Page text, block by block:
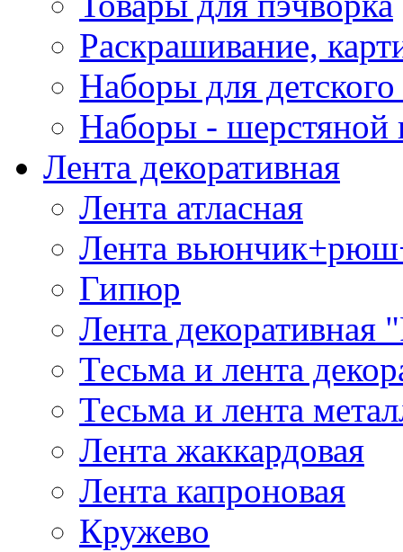
Раскрашивание,
Наборы для
Наборы - шерстяной
Лента декоративная
Лента атласная
Лента
Гипюр
Лента декоративная
Тесьма и лента
Тесьма и лента
Лента жаккардовая
Лента капроновая
Кружево